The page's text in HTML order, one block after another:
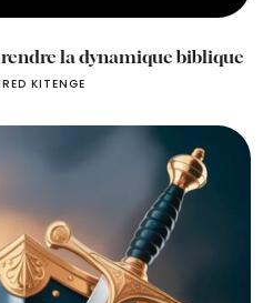
la dynamique biblique
KITENGE